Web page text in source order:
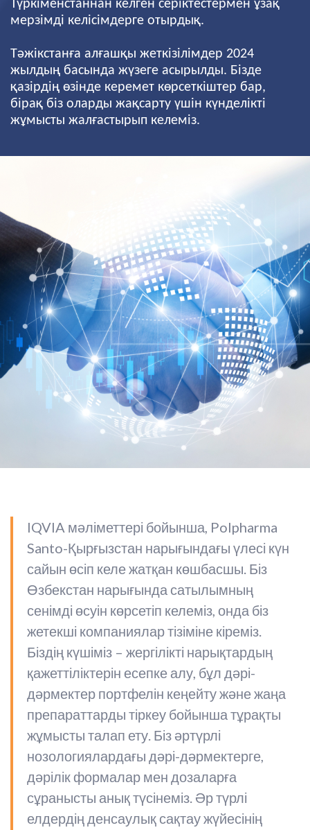
Түркіменстаннан келген серіктестермен ұзақ
мерзімді келісімдерге отырдық.
Тәжікстанға алғашқы жеткізілімдер 2024
жылдың басында жүзеге асырылды. Бізде
қазірдің өзінде керемет көрсеткіштер бар,
бірақ біз оларды жақсарту үшін күнделікті
жұмысты жалғастырып келеміз.
IQVIA мәліметтері бойынша, Polpharma
Santo-Қырғызстан нарығындағы үлесі күн
сайын өсіп келе жатқан көшбасшы. Біз
Өзбекстан нарығында сатылымның
сенімді өсуін көрсетіп келеміз, онда біз
жетекші компаниялар тізіміне кіреміз.
Біздің күшіміз – жергілікті нарықтардың
қажеттіліктерін есепке алу, бұл дәрі-
дәрмектер портфелін кеңейту және жаңа
препараттарды тіркеу бойынша тұрақты
жұмысты талап ету. Біз әртүрлі
нозологиялардағы дәрі-дәрмектерге,
дәрілік формалар мен дозаларға
сұранысты анық түсінеміз. Әр түрлі
елдердің денсаулық сақтау жүйесінің